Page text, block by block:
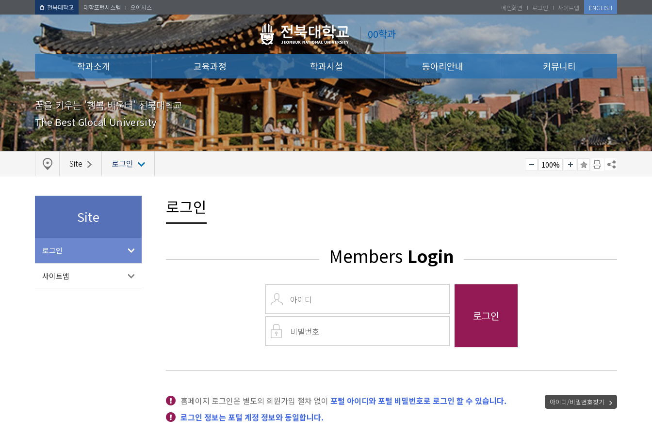
전북대학교 대학포털시스템 오아시스
00학과
메인화면 로그인 사이트맵 ENGLISH
학과소개 교육과정 학과시설 동아리안내 커뮤니티
꿈을 키우는 '행복 배움터' 전북대학교
The Best Glocal University
Site 로그인 100%
Site
로그인
사이트맵
로그인
Members Login
홈페이지 로그인은 별도의 회원가입 절차 없이 포털 아이디와 포털 비밀번호로 로그인 할 수 있습니다.
로그인 정보는 포털 계정 정보와 동일합니다.
아이디/비밀번호찾기